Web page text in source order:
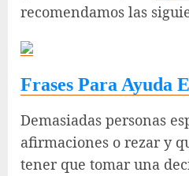
recomendamos las
Frases Para Ayuda
Demasiadas personas
afirmaciones o rezar y
tener que tomar una